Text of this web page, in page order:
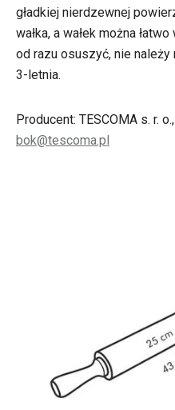
gładkiej nierdzewnej
wałka, a wałek można
od razu osuszyć, nie należy
3-letnia.
Producent: TESCOMA s. r.
bok@tescoma.pl